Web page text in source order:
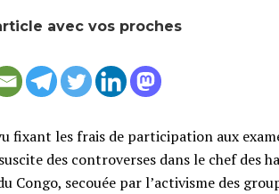
avec vos proches
fixant les frais de participation aux
des controverses dans le chef des
Congo, secouée par l’activisme des